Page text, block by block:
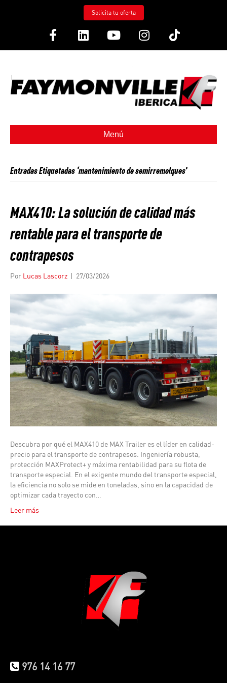
Solicita tu oferta
FacebookLinkedinYoutubeInstagram
Tiktok
Menú
Entradas Etiquetadas ‘mantenimiento de semirremolques’
MAX410: La solución de calidad más
rentable para el transporte de
contrapesos
Por Lucas Lascorz | 27/03/2026
Descubra por qué el MAX410 de MAX Trailer es el líder en calidad-
precio para el transporte de contrapesos. Ingeniería robusta,
protección MAXProtect+ y máxima rentabilidad para su flota de
transporte especial. En el exigente mundo del transporte especial,
la eficiencia no solo se mide en toneladas, sino en la capacidad de
optimizar cada trayecto con…
Leer más
976 14 16 77